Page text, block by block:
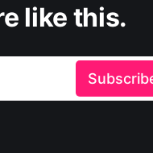
like this.